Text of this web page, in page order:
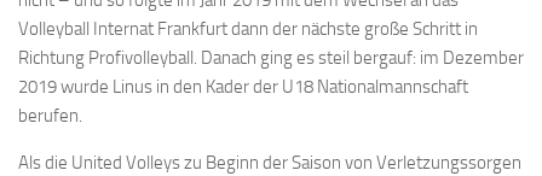
Volleyball Internat Frankfurt dann der nächste große Schritt in
Richtung Profivolleyball. Danach ging es steil bergauf: im Dezember
2019 wurde Linus in den Kader der U18 Nationalmannschaft
berufen.
Als die United Volleys zu Beginn der Saison von Verletzungssorgen